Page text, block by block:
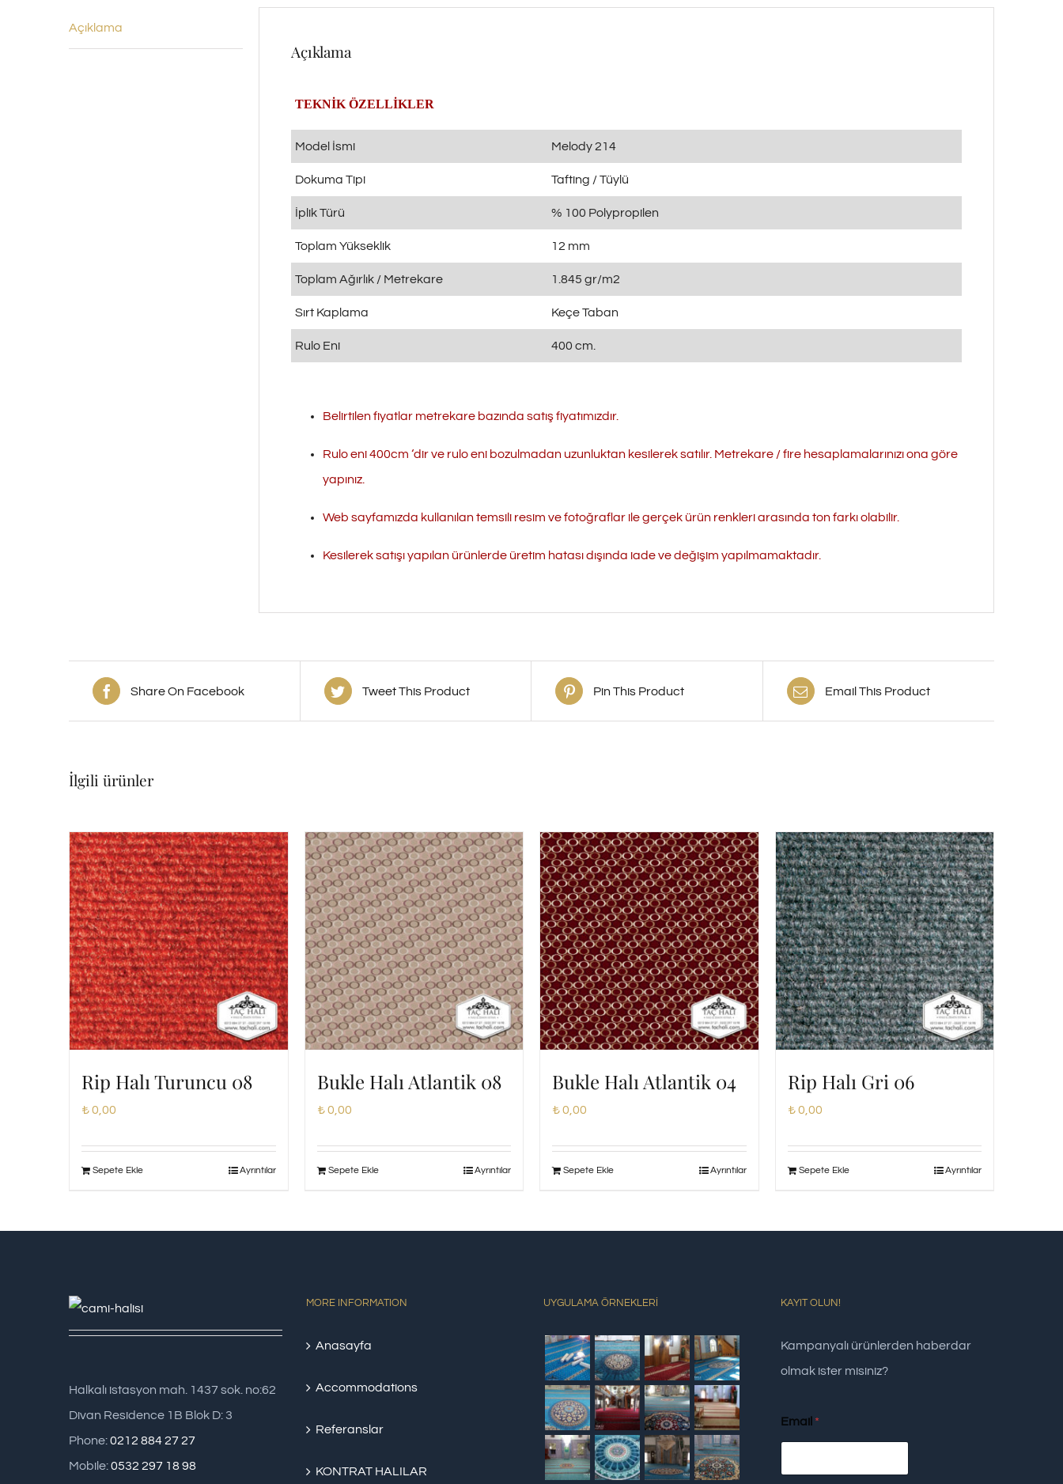
Açıklama
Açıklama
TEKNİK ÖZELLİKLER
Model İsmi Melody 214
Dokuma Tipi Tafting / Tüylü
İplik Türü % 100 Polypropilen
Toplam Yükseklik 12 mm
Toplam Ağırlık / Metrekare 1.845 gr/m2
Sırt Kaplama Keçe Taban
Rulo Eni 400 cm.
Belirtilen fiyatlar metrekare bazında satış fiyatımızdır.
Rulo eni 400cm ‘dir ve rulo eni bozulmadan uzunluktan kesilerek satılır. Metrekare / fire hesaplamalarınızı ona göre
yapınız.
Web sayfamızda kullanılan temsili resim ve fotoğraflar ile gerçek ürün renkleri arasında ton farkı olabilir.
Kesilerek satışı yapılan ürünlerde üretim hatası dışında iade ve değişim yapılmamaktadır.
Share On Facebook Tweet This Product Pin This Product Email This Product
İlgili ürünler
Rip Halı Turuncu 08
₺0,00
Sepete Ekle Ayrıntılar
Bukle Halı Atlantik 08
₺0,00
Sepete Ekle Ayrıntılar
Bukle Halı Atlantik 04
₺0,00
Sepete Ekle Ayrıntılar
Rip Halı Gri 06
₺0,00
Sepete Ekle Ayrıntılar
Halkalı istasyon mah. 1437 sok. no:62
Divan Residence 1B Blok D: 3
Phone:0212 884 27 27
Mobile:0532 297 18 98
MORE INFORMATION
Anasayfa
Accommodations
Referanslar
KONTRAT HALILAR
UYGULAMA ÖRNEKLERİ KAYIT OLUN!
Kampanyalı ürünlerden haberdar
olmak ister misiniz?
Email *